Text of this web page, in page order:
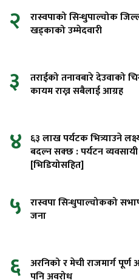
२
रास्वपाको सिन्धुपाल्चोक
खड्काको उम्मेदवारी
३
तराईको तनावबारे देउवाको
कायम राख्न सबैलाई आग्रह
४ ६३ लाख पर्यटक भित्र्याउने
बदल्न सक्छ : पर्यटन
[भिडियोसहित]
५ रास्वपा सिन्धुपाल्चोकको
जना
६ अरनिको र मेची राजमार्ग
पनि अवरोध